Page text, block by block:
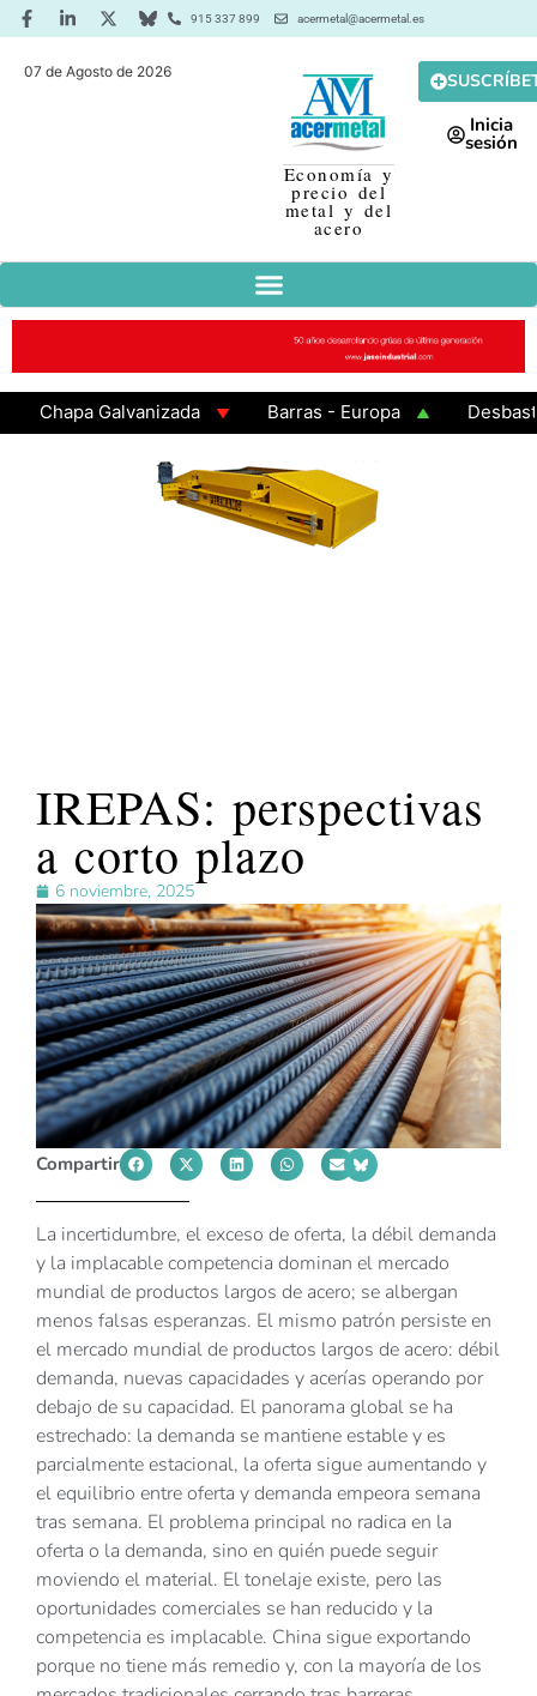
915 337 899 acermetal@acermetal.es
07 de Agosto de 2026
Economía y
precio del
metal y del
acero
Inicia
sesión
Chapa Galvanizada Barras - Europa
Desbaste -
IREPAS: perspectivas
a corto plazo
6 noviembre, 2025
Compartir
La incertidumbre, el exceso de oferta, la débil demanda
y la implacable competencia dominan el mercado
mundial de productos largos de acero; se albergan
menos falsas esperanzas. El mismo patrón persiste en
el mercado mundial de productos largos de acero: débil
demanda, nuevas capacidades y acerías operando por
debajo de su capacidad. El panorama global se ha
estrechado: la demanda se mantiene estable y es
parcialmente estacional, la oferta sigue aumentando y
el equilibrio entre oferta y demanda empeora semana
tras semana. El problema principal no radica en la
oferta o la demanda, sino en quién puede seguir
moviendo el material. El tonelaje existe, pero las
oportunidades comerciales se han reducido y la
competencia es implacable. China sigue exportando
porque no tiene más remedio y, con la mayoría de los